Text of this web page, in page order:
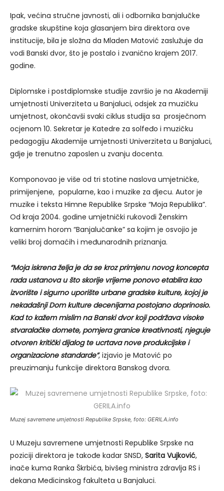
Ipak, većina stručne javnosti, ali i odbornika banjalučke
gradske skupštine koja glasanjem bira direktora ove
institucije, bila je složna da Mladen Matović zaslužuje da
vodi Banski dvor, što je postalo i zvanično krajem 2017.
godine.
Diplomske i postdiplomske studije završio je na Akademiji
umjetnosti Univerziteta u Banjaluci, odsjek za muzičku
umjetnost, okončavši svaki ciklus studija sa prosječnom
ocjenom 10. Sekretar je Katedre za solfeđo i muzičku
pedagogiju Akademije umjetnosti Univerziteta u Banjaluci,
gdje je trenutno zaposlen u zvanju docenta.
Komponovao je više od tri stotine naslova umjetničke,
primijenjene, popularne, kao i muzike za djecu. Autor je
muzike i teksta Himne Republike Srpske “Moja Republika”.
Od kraja 2004. godine umjetnički rukovodi Ženskim
kamernim horom “Banjalučanke” sa kojim je osvojio je
veliki broj domaćih i međunarodnih priznanja.
“Moja iskrena želja je da se kroz primjenu novog koncepta
rada ustanova u što skorije vrijeme ponovo etablira kao
izvorište i sigurno uporište urbane gradske kulture, kojoj je
nekadašnji Dom kulture decenijama postojano doprinosio.
Kad to kažem mislim na Banski dvor koji podržava visoke
stvaralačke domete, pomjera granice kreativnosti, njeguje
otvoren kritički dijalog te ucrtava nove produkcijske i
organizacione standarde”, izjavio je Matović po
preuzimanju funkcije direktora Banskog dvora.
Muzej savremene umjetnosti Republike Srpske, foto: GERILA.info
U Muzeju savremene umjetnosti Republike Srpske na
poziciji direktora je takođe kadar SNSD, Sarita Vujković,
inače kuma Ranka Škrbića, bivšeg ministra zdravlja RS i
dekana Medicinskog fakulteta u Banjaluci.